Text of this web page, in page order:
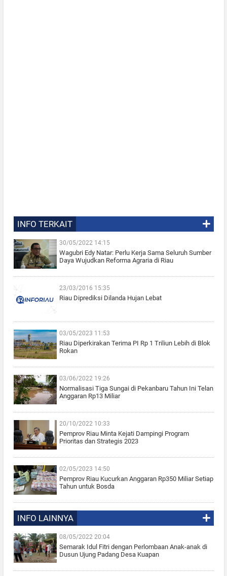
INFO TERKAIT
30/05/2022 14:15
Wagubri Edy Natar: Perlu Kerja Sama Seluruh Sumber
Daya Wujudkan Reforma Agraria di Riau
23/03/2016 15:35
Riau Diprediksi Dilanda Hujan Lebat
03/05/2023 11:53
Riau Diperkirakan Terima PI Rp 1 Triliun Lebih di Blok
Rokan
03/06/2022 19:26
Normalisasi Tiga Sungai di Pekanbaru Tahun Ini Telan
Anggaran Rp13 Miliar
20/10/2022 10:33
Pemprov Riau Minta Kejati Dampingi Program
Prioritas dan Strategis 2023
02/05/2023 14:50
Pemprov Riau Kucurkan Anggaran Rp350 Miliar Setiap
Tahun untuk Bosda
INFO LAINNYA
08/05/2022 20:04
Semarak Idul Fitri dengan Perlombaan Anak-anak di
Dusun Ujung Padang Desa Kuapan